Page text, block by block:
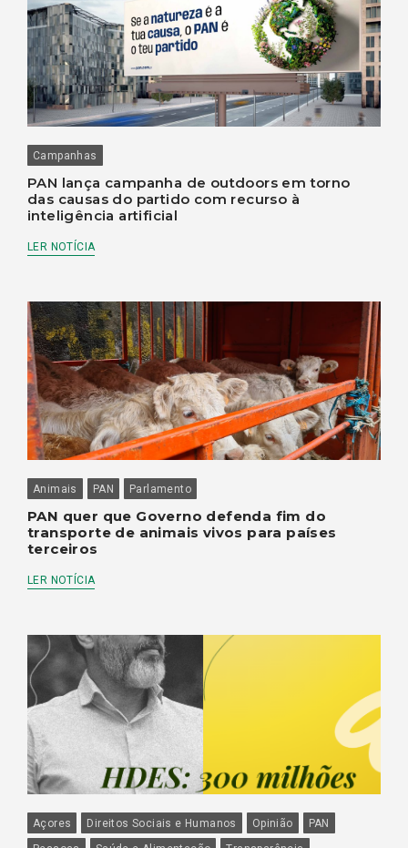
Campanhas
PAN lança campanha de outdoors em torno
das causas do partido com recurso à
inteligência artificial
LER NOTÍCIA
Animais PAN Parlamento
PAN quer que Governo defenda fim do
transporte de animais vivos para países
terceiros
LER NOTÍCIA
Açores Direitos Sociais e Humanos Opinião
PAN